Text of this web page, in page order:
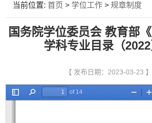
当前位置: 首页 > 学位工作 >规章制度
国务院学位委员会 教育部
学科专业目录（2022
【 发布日期：2023-03-23 】